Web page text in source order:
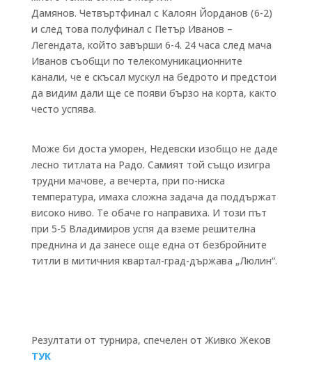
Дамянов. Четвъртфинал с Калоян Йорданов (6-2)
и след това полуфинал с Петър Иванов –
Легендата, който завърши 6-4. 24 часа след мача
Иванов съобщи по телекомуникационните
канали, че е скъсал мускул на бедрото и предстои
да видим дали ще се появи бързо на корта, както
често успява.
Може би доста уморен, Недевски изобщо не даде
лесно титлата на Радо. Самият той също изигра
трудни мачове, а вечерта, при по-ниска
температура, имаха сложна задача да поддържат
високо ниво. Те обаче го направиха. И този път
при 5-5 Владимиров успя да вземе решителна
преднина и да занесе още една от безбройните
титли в митичния квартал-град-държава „Люлин“.
Резултати от турнира, спечелен от Живко Жеков
ТУК